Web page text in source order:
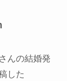
んの結婚発
した